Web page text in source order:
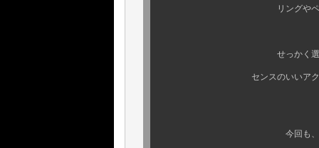
リングやペンダントも、も
せっかく選んだ、自分だけ
センスのいいアクセサリーで
今回も、まだまだ いい